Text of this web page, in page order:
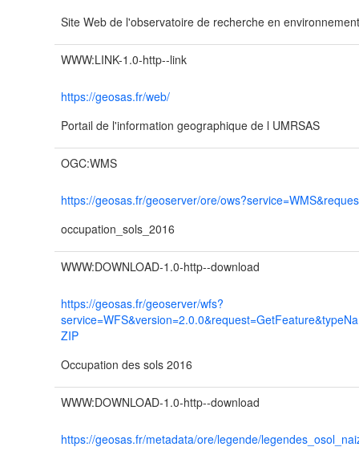
Site Web de l'observatoire de recherche en
WWW:LINK-1.0-http--link
https://geosas.fr/web/
Portail de l'information geographique de l UMRSAS
OGC:WMS
https://geosas.fr/geoserver/ore/
occupation_sols_2016
WWW:DOWNLOAD-1.0-http--download
https://geosas.fr/geoserver/wfs?
ZIP
Occupation des sols 2016
WWW:DOWNLOAD-1.0-http--download
https://geosas.fr/metadata/ore/legende/